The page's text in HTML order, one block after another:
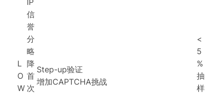
L
O
W
IP
信
誉
分
略
降
首
次
Step-up验证
增加CAPTCHA挑战
<
5
%
抽
样